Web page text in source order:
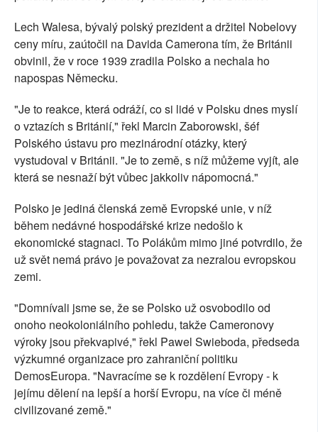
Lech Walesa, bývalý polský prezident a držitel Nobelovy
ceny míru, zaútočil na Davida Camerona tím, že Británii
obvinil, že v roce 1939 zradila Polsko a nechala ho
napospas Německu.
"Je to reakce, která odráží, co si lidé v Polsku dnes myslí
o vztazích s Británií," řekl Marcin Zaborowski, šéf
Polského ústavu pro mezinárodní otázky, který
vystudoval v Británii. "Je to země, s níž můžeme vyjít, ale
která se nesnaží být vůbec jakkoliv nápomocná."
Polsko je jediná členská země Evropské unie, v níž
během nedávné hospodářské krize nedošlo k
ekonomické stagnaci. To Polákům mimo jiné potvrdilo, že
už svět nemá právo je považovat za nezralou evropskou
zemi.
"Domnívali jsme se, že se Polsko už osvobodilo od
onoho neokoloniálního pohledu, takže Cameronovy
výroky jsou překvapivé," řekl Pawel Swieboda, předseda
výzkumné organizace pro zahraniční politiku
DemosEuropa. "Navracíme se k rozdělení Evropy - k
jejímu dělení na lepší a horší Evropu, na více či méně
civilizované země."